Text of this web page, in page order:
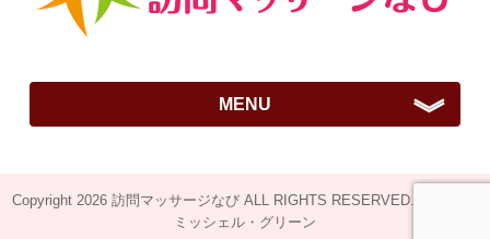
MENU
ご挨拶
訪問はりきゅうマッサージとは？
Copyright 2026 訪問マッサージなび ALL RIGHTS RESERVED.Design by
ミッシェル・グリーン